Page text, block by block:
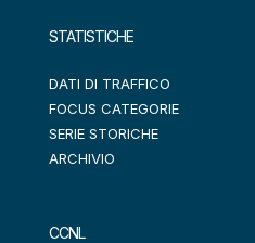
STATISTICHE
DATI DI TRAFFICO
FOCUS CATEGORIE
SERIE STORICHE
ARCHIVIO
CCNL